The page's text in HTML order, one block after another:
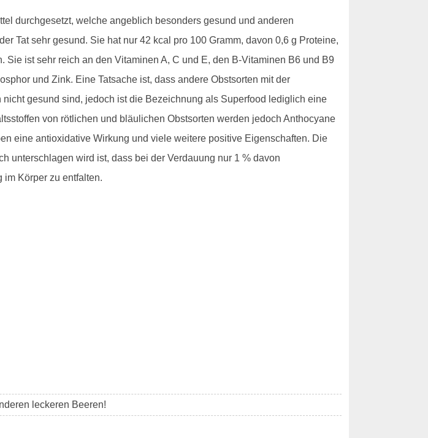
durchgesetzt, welche angeblich besonders gesund und anderen
Tat sehr gesund. Sie hat nur 42 kcal pro 100 Gramm, davon 0,6 g Proteine,
ist sehr reich an den Vitaminen A, C und E, den B-Vitaminen B6 und B9
und Zink. Eine Tatsache ist, dass andere Obstsorten mit der
gesund sind, jedoch ist die Bezeichnung als Superfood lediglich eine
von rötlichen und bläulichen Obstsorten werden jedoch Anthocyane
eine antioxidative Wirkung und viele weitere positive Eigenschaften. Die
unterschlagen wird ist, dass bei der Verdauung nur 1 % davon
Körper zu entfalten.
leckeren Beeren!